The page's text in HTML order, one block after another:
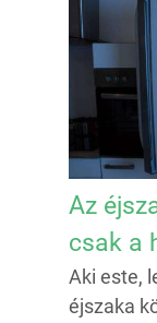
Az
csak a
Aki este,
éjszaka